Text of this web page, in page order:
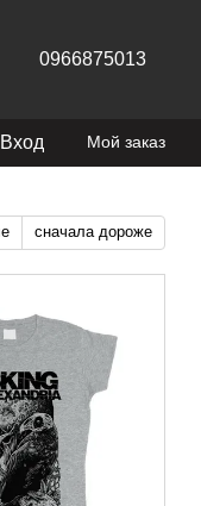
0966875013
Вход Мой заказ
сначала дороже